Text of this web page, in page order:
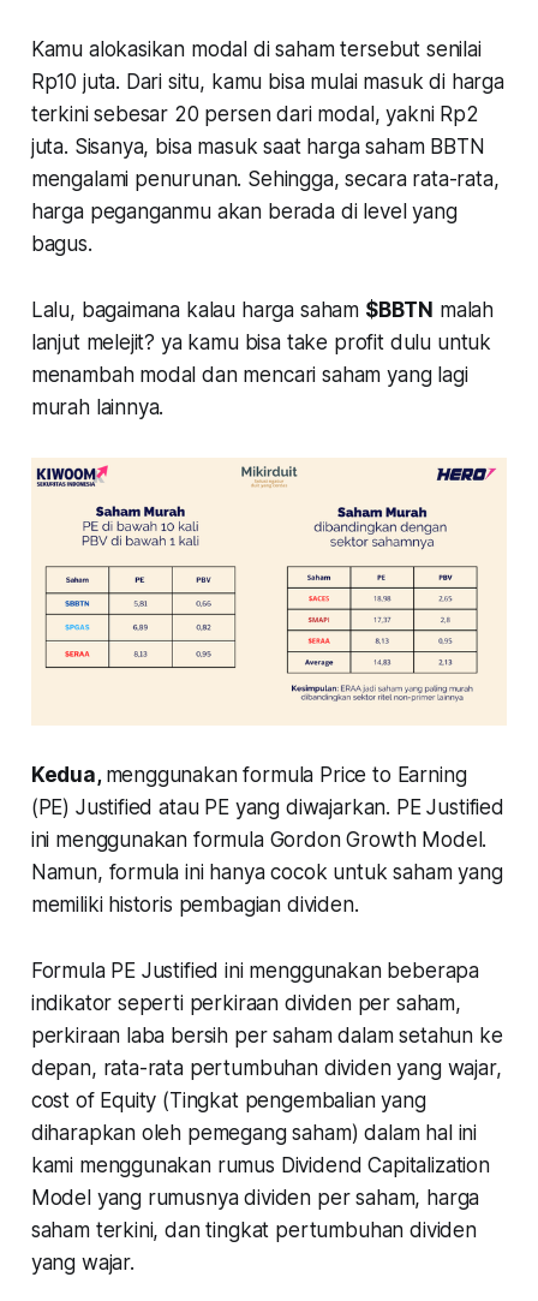
Kamu alokasikan modal di saham tersebut senilai
Rp10 juta. Dari situ, kamu bisa mulai masuk di harga
terkini sebesar 20 persen dari modal, yakni Rp2
juta. Sisanya, bisa masuk saat harga saham BBTN
mengalami penurunan. Sehingga, secara rata-rata,
harga peganganmu akan berada di level yang
bagus.
Lalu, bagaimana kalau harga saham $BBTN malah
lanjut melejit? ya kamu bisa take profit dulu untuk
menambah modal dan mencari saham yang lagi
murah lainnya.
Kedua, menggunakan formula Price to Earning
(PE) Justified atau PE yang diwajarkan. PE Justified
ini menggunakan formula Gordon Growth Model.
Namun, formula ini hanya cocok untuk saham yang
memiliki historis pembagian dividen.
Formula PE Justified ini menggunakan beberapa
indikator seperti perkiraan dividen per saham,
perkiraan laba bersih per saham dalam setahun ke
depan, rata-rata pertumbuhan dividen yang wajar,
cost of Equity (Tingkat pengembalian yang
diharapkan oleh pemegang saham) dalam hal ini
kami menggunakan rumus Dividend Capitalization
Model yang rumusnya dividen per saham, harga
saham terkini, dan tingkat pertumbuhan dividen
yang wajar.